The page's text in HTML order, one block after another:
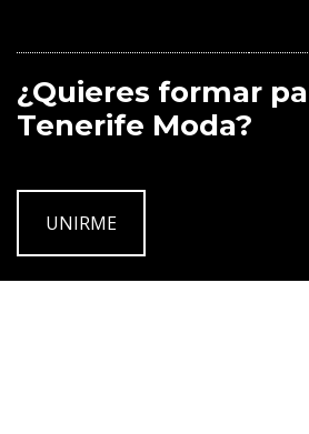
¿Quieres formar
Tenerife Moda?
UNIRME